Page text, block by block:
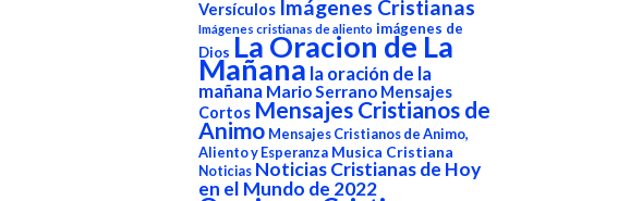
Versículos Imágenes Cristianas
Imágenes cristianas de aliento imágenes de
Dios La Oracion de La
Mañana la oración de la
mañana Mario Serrano Mensajes
Cortos Mensajes Cristianos de
Animo Mensajes Cristianos de Animo,
Aliento y Esperanza Musica Cristiana
Noticias Noticias Cristianas de Hoy
en el Mundo de 2022